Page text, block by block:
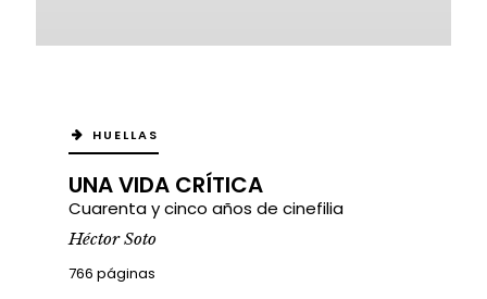
HUELLAS
UNA VIDA CRÍTICA
Cuarenta y cinco años de cinefilia
Héctor Soto
766 páginas